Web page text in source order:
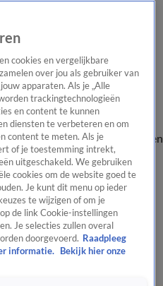
Onze gezichten
In de
vragenKijkersvraag insturen
OranjezomerShopUitzending
cookies en vergelijkbare
over jou als gebruiker van
apparaten. Als je „Alle
trackingtechnologieën
en content te kunnen
diensten te verbeteren en om
content te meten. Als je
of je toestemming intrekt,
uitgeschakeld. We gebruiken
cookies om de website goed te
Je kunt dit menu op ieder
te wijzigen of om je
de link Cookie-instellingen
Je selecties zullen overal
doorgevoerd. Raadpleeg
informatie.
Bekijk hier onze